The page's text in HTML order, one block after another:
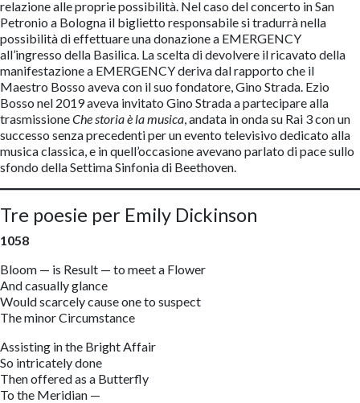
relazione alle proprie possibilità. Nel caso del concerto in San
Petronio a Bologna il biglietto responsabile si tradurrà nella
possibilità di effettuare una donazione a EMERGENCY
all’ingresso della Basilica. La scelta di devolvere il ricavato della
manifestazione a EMERGENCY deriva dal rapporto che il
Maestro Bosso aveva con il suo fondatore, Gino Strada. Ezio
Bosso nel 2019 aveva invitato Gino Strada a partecipare alla
trasmissioneChe storia è la musica, andata in onda su Rai 3 con un
successo senza precedenti per un evento televisivo dedicato alla
musica classica, e in quell’occasione avevano parlato di pace sullo
sfondo della Settima Sinfonia di Beethoven.
Tre poesie per Emily Dickinson
1058
Bloom — is Result — to meet a Flower
And casually glance
Would scarcely cause one to suspect
The minor Circumstance
Assisting in the Bright Affair
So intricately done
Then offered as a Butterfly
To the Meridian —